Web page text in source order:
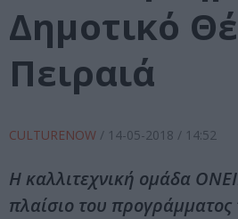
Δημοτικό
Πειραιά
CULTURENOW / 14-05-2018 / 14:52
Η καλλιτεχνική ομάδα
πλαίσιο του